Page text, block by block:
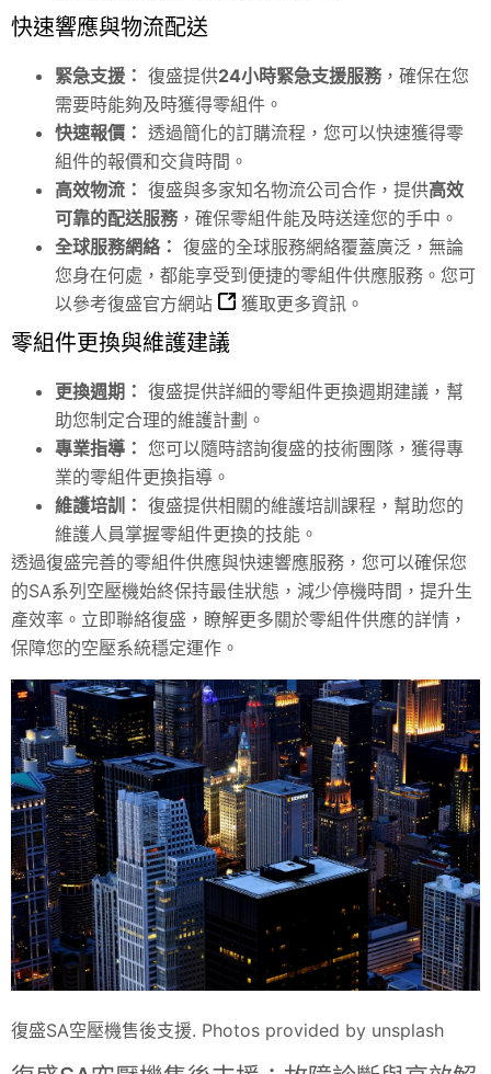
快速響應與物流配送
緊急支援： 復盛提供24小時緊急支援服務 ，確保在您
需要時能夠及時獲得零組件。
快速報價： 透過簡化的訂購流程，您可以快速獲得零
組件的報價和交貨時間。
高效物流： 復盛與多家知名物流公司合作，提供高效
可靠的配送服務 ，確保零組件能及時送達您的手中。
全球服務網絡： 復盛的全球服務網絡覆蓋廣泛，無論
您身在何處，都能享受到便捷的零組件供應服務。您可
以參考復盛官方網站 獲取更多資訊。
零組件更換與維護建議
更換週期： 復盛提供詳細的零組件更換週期建議，幫
助您制定合理的維護計劃。
專業指導： 您可以隨時諮詢復盛的技術團隊，獲得專
業的零組件更換指導。
維護培訓： 復盛提供相關的維護培訓課程，幫助您的
維護人員掌握零組件更換的技能。
透過復盛完善的零組件供應與快速響應服務，您可以確保您
的SA系列空壓機始終保持最佳狀態，減少停機時間，提升生
產效率。立即聯絡復盛，瞭解更多關於零組件供應的詳情，
保障您的空壓系統穩定運作。
復盛SA空壓機售後支援. Photos provided by unsplash